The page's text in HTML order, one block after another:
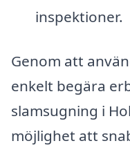
inspektioner.
Genom att
enkelt begära
slamsugning i
möjlighet att